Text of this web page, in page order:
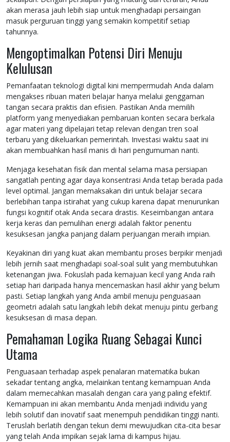
akan merasa jauh lebih siap untuk menghadapi persaingan
masuk perguruan tinggi yang semakin kompetitif setiap
tahunnya.
Mengoptimalkan Potensi Diri Menuju
Kelulusan
Pemanfaatan teknologi digital kini mempermudah Anda dalam
mengakses ribuan materi belajar hanya melalui genggaman
tangan secara praktis dan efisien. Pastikan Anda memilih
platform yang menyediakan pembaruan konten secara berkala
agar materi yang dipelajari tetap relevan dengan tren soal
terbaru yang dikeluarkan pemerintah. Investasi waktu saat ini
akan membuahkan hasil manis di hari pengumuman nanti.
Menjaga kesehatan fisik dan mental selama masa persiapan
sangatlah penting agar daya konsentrasi Anda tetap berada pada
level optimal. Jangan memaksakan diri untuk belajar secara
berlebihan tanpa istirahat yang cukup karena dapat menurunkan
fungsi kognitif otak Anda secara drastis. Keseimbangan antara
kerja keras dan pemulihan energi adalah faktor penentu
kesuksesan jangka panjang dalam perjuangan meraih impian.
Keyakinan diri yang kuat akan membantu proses berpikir menjadi
lebih jernih saat menghadapi soal-soal sulit yang membutuhkan
ketenangan jiwa. Fokuslah pada kemajuan kecil yang Anda raih
setiap hari daripada hanya mencemaskan hasil akhir yang belum
pasti. Setiap langkah yang Anda ambil menuju penguasaan
geometri adalah satu langkah lebih dekat menuju pintu gerbang
kesuksesan di masa depan.
Pemahaman Logika Ruang Sebagai Kunci
Utama
Penguasaan terhadap aspek penalaran matematika bukan
sekadar tentang angka, melainkan tentang kemampuan Anda
dalam memecahkan masalah dengan cara yang paling efektif.
Kemampuan ini akan membantu Anda menjadi individu yang
lebih solutif dan inovatif saat menempuh pendidikan tinggi nanti.
Teruslah berlatih dengan tekun demi mewujudkan cita-cita besar
yang telah Anda impikan sejak lama di kampus hijau.